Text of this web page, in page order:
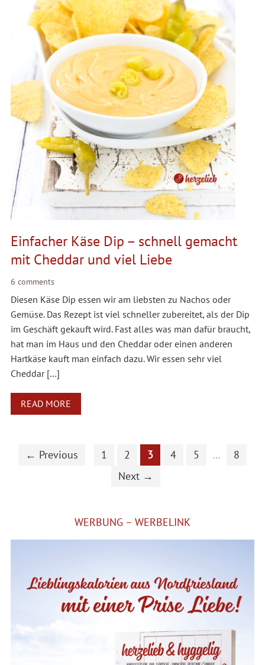
Einfacher Käse Dip – schnell gemacht
mit Cheddar und viel Liebe
6 comments
Diesen Käse Dip essen wir am liebsten zu Nachos oder
Gemüse. Das Rezept ist viel schneller zubereitet, als der Dip
im Geschäft gekauft wird. Fast alles was man dafür braucht,
hat man im Haus und den Cheddar oder einen anderen
Hartkäse kauft man einfach dazu. Wir essen sehr viel
Cheddar […]
READ MORE
← Previous 1 2 3 4 5 …
8
Next →
WERBUNG – WERBELINK